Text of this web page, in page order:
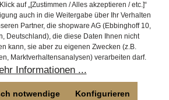
auf „[Zustimmen / Alles akzeptieren / etc.]“
auch in die Weitergabe über Ihr Verhalten
Partner, die shopware AG (Ebbinghoff 10,
Deutschland), die diese Daten Ihnen nicht
kann, sie aber zu eigenen Zwecken (z.B.
Marktverhaltensanalysen) verarbeiten darf.
Informationen ...
notwendige Konfigurieren